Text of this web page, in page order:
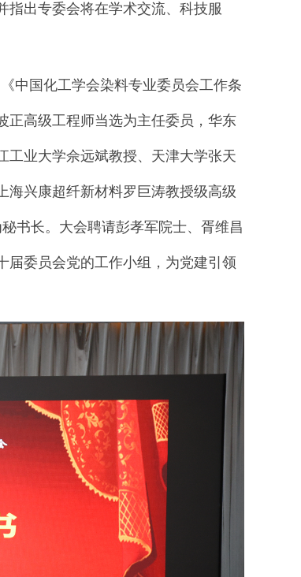
指出专委会将在学术交流、科技服
《中国化工学会染料专业委员会工作条
正高级工程师当选为主任委员， 华东
工业大学佘远斌教授、天津大学张天
海兴康超纤新材料罗巨涛教授级高级
秘书长。 大会聘请彭孝军院士、胥维昌
届委员会党的工作小组 ， 为党建引领